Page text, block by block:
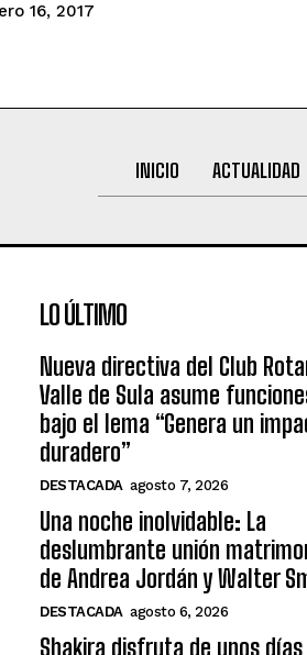
16, 2017
INICIO ACTUALIDAD
LO ÚLTIMO
Nueva directiva del Club
Valle de Sula asume
bajo el lema “Genera un
duradero”
DESTACADA agosto 7, 2026
Una noche inolvidable: La
deslumbrante unión
de Andrea Jordán y Walter
DESTACADA agosto 6, 2026
Shakira disfruta de unos días